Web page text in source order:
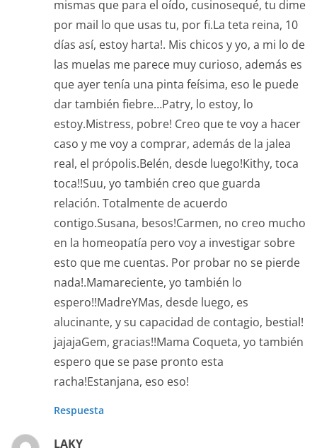
mismas que para el oído, cusinosequé, tu dime
por mail lo que usas tu, por fi.La teta reina, 10
días así, estoy harta!. Mis chicos y yo, a mi lo de
las muelas me parece muy curioso, además es
que ayer tenía una pinta feísima, eso le puede
dar también fiebre…Patry, lo estoy, lo
estoy.Mistress, pobre! Creo que te voy a hacer
caso y me voy a comprar, además de la jalea
real, el própolis.Belén, desde luego!Kithy, toca
toca!!Suu, yo también creo que guarda
relación. Totalmente de acuerdo
contigo.Susana, besos!Carmen, no creo mucho
en la homeopatía pero voy a investigar sobre
esto que me cuentas. Por probar no se pierde
nada!.Mamareciente, yo también lo
espero!!MadreYMas, desde luego, es
alucinante, y su capacidad de contagio, bestial!
jajajaGem, gracias!!Mama Coqueta, yo también
espero que se pase pronto esta
racha!Estanjana, eso eso!
Respuesta
LAKY